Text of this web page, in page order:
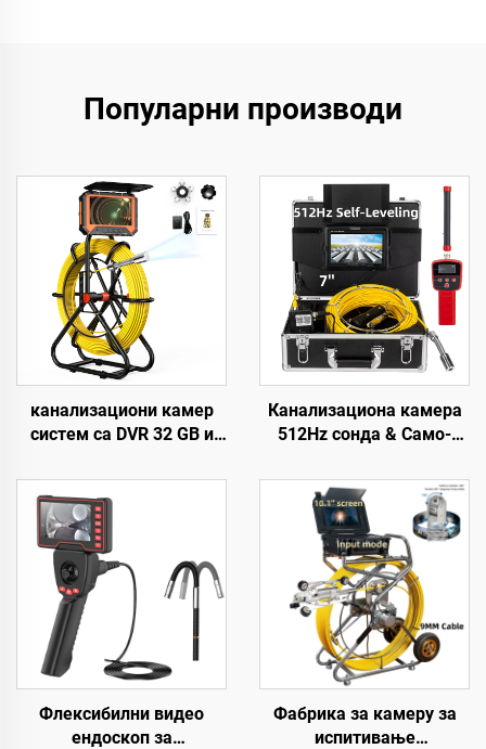
Популарни производи
канализациони камер
систем са DVR 32 GB и
IP68 цевни камер систем
са батеријом од 10200
mAh, 23 мм HD сочивом,
дренажни камер систем
са 5 инча монитором,
дужина кабла по избор:
10/20/30/40/50 метара
Канализациона камера
512Hz сонда & Само-
екран DVR 16GB
дренажна камера
Водонепропусна IP68
ендоскоп камера за
инспекцију цеви
Флексибилни видео
ендоскоп за
Фабрика за камеру за
испитивање